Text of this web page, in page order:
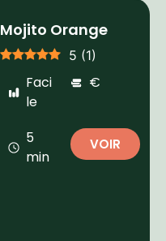
Mojito Orange
5 (1)
Faci
le
€
5
min
VOIR